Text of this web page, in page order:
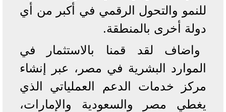
للنمو والتحول الرقمي في أكبر من أي
دولة أخرى بالمنطقة.
واضاف لقد قمنا بالاستثمار في
الموارد البشرية في مصر، عبر إنشاء
مركز خدمات الدعم العملياتي الذي
يغطي مصر والسعودية والإمارات،